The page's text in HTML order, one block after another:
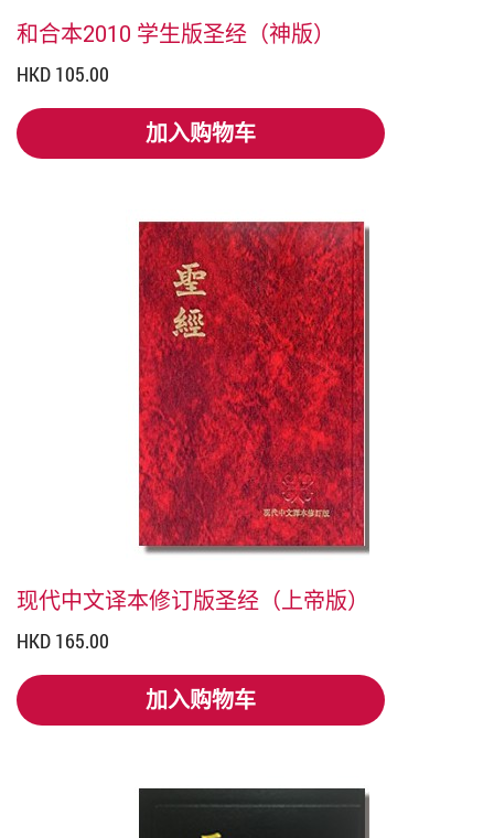
和合本2010 学生版圣经（神版）
HKD 105.00
加入购物车
加入购物车
现代中文译本修订版圣经（上帝版）
HKD 165.00
加入购物车
加入购物车